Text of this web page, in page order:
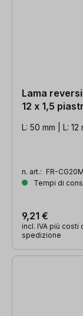
Lama
12 x 1,5
L: 50 mm | L: 12
n. art.: FR-
Tempi di
9,21 €
incl. IVA più costi
spedizione